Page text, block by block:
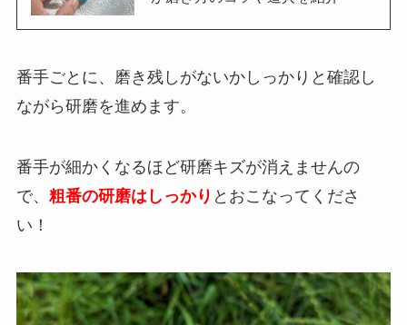
番手ごとに、磨き残しがないかしっかりと確認し
ながら研磨を進めます。
番手が細かくなるほど研磨キズが消えませんの
で、 粗番の研磨はしっかり とおこなってくださ
い！